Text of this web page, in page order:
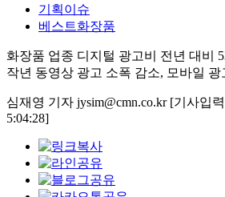
기획이슈
베스트화장품
화장품 업종 디지털 광고비 전년 대비
작년 동영상 광고 소폭 감소, 모바일
심재영 기자 jysim@cmn.co.kr [기사입
5:04:28]